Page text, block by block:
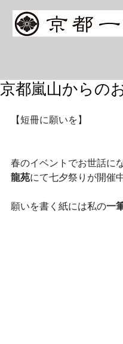
京都嵐山からの
【短冊に願いを】
春のイベントでお世話に
龍苑にて七夕祭りが開催
願いを書く紙には私の一